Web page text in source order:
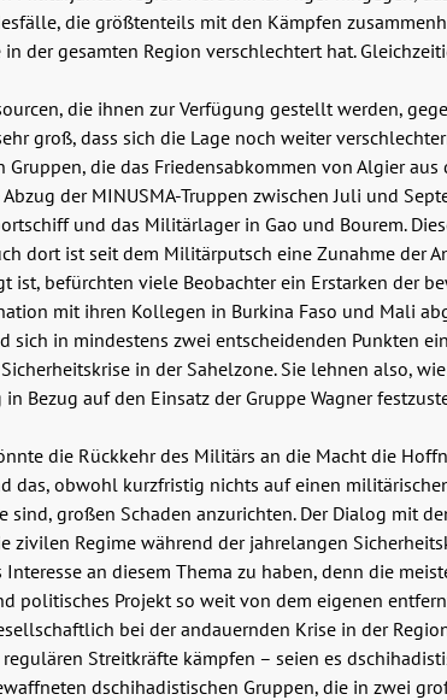
die größtenteils mit den Kämpfen
der gesamten Region verschlechtert hat.
die ihnen zur Verfügung gestellt werden,
groß, dass sich die Lage noch weiter
die das Friedensabkommen von Algier
der MINUSMA-Truppen zwischen Juli und
und das Militärlager in Gao und Bourem.
dort ist seit dem Militärputsch eine Zunahme der
befürchten viele Beobachter ein Erstarken der
mit ihren Kollegen in Burkina Faso und Mali
in mindestens zwei entscheidenden Punkten
in der Sahelzone. Sie lehnen also,
auf den Einsatz der Gruppe Wagner
die Rückkehr des Militärs an die Macht die
obwohl kurzfristig nichts auf einen
großen Schaden anzurichten. Der Dialog mit
Regime während der jahrelangen
an diesem Thema zu haben, denn die
politisches Projekt so weit von dem eigenen
bei der andauernden Krise in der
Streitkräfte kämpfen – seien es
dschihadistischen Gruppen, die in zwei